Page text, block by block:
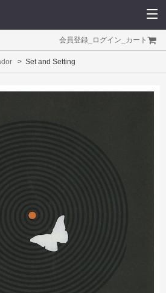
会員登録 ログイン カート
Set and Setting